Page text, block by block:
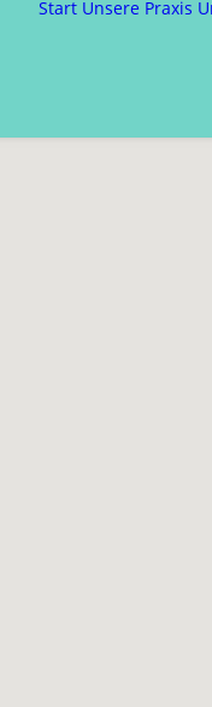
Start Unsere Praxis